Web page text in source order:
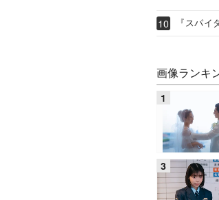
『スパイ
画像ランキ